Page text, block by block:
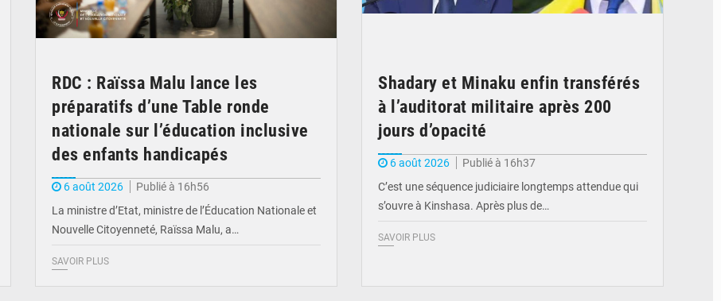
RDC : Raïssa Malu lance les
préparatifs d’une Table ronde
nationale sur l’éducation inclusive
des enfants handicapés
6 août 2026
Publié à 16h56
La ministre d’Etat, ministre de l’Éducation Nationale et
Nouvelle Citoyenneté, Raïssa Malu, a…
SAVOIR PLUS
Shadary et Minaku enfin transférés
à l’auditorat militaire après 200
jours d’opacité
6 août 2026
Publié à 16h37
C’est une séquence judiciaire longtemps attendue qui
s’ouvre à Kinshasa. Après plus de…
SAVOIR PLUS